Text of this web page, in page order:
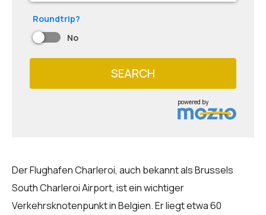
Roundtrip?
No
SEARCH
powered by
Der Flughafen Charleroi, auch bekannt als Brussels
South Charleroi Airport, ist ein wichtiger
Verkehrsknotenpunkt in Belgien. Er liegt etwa 60